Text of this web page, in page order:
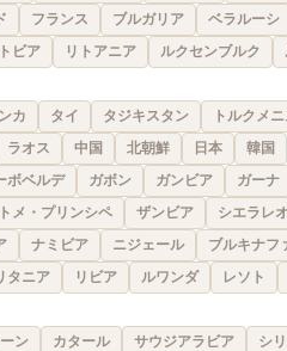
フランス ブルガリア ベラルーシ
ビア リトアニア ルクセンブルク
カ タイ タジキスタン トルクメ
ラオス 中国 北朝鮮 日本 韓国
ボベルデ ガボン ガンビア ガーナ
メ・プリンシペ ザンビア シエラレ
ナミビア ニジェール ブルキナフ
タニア リビア ルワンダ レソト
ン カタール サウジアラビア シ